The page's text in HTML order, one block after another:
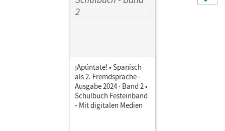
¡Apúntate! • Spanisch
als 2. Fremdsprache -
Ausgabe 2024 · Band 2 •
Schulbuch Festeinband
- Mit digitalen Medien